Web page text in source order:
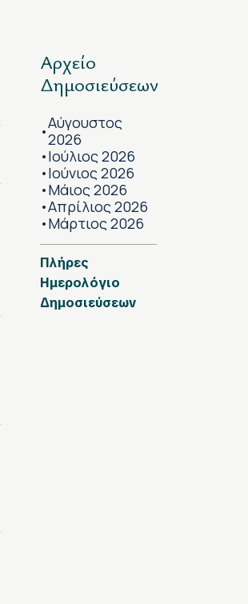
Αρχείο
Δημοσιεύσεων
•Αύγουστος
2026
•Ιούλιος 2026
•Ιούνιος 2026
•Μάιος 2026
•Απρίλιος 2026
•Μάρτιος 2026
Πλήρες
Ημερολόγιο
Δημοσιεύσεων